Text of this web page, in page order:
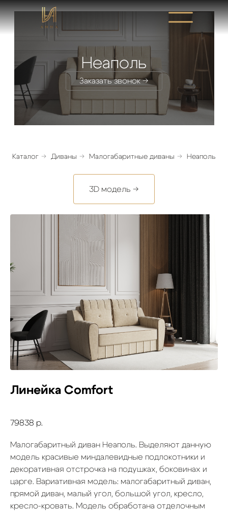
Неаполь
Заказать звонок →
Каталог → Диваны → Малогабаритные диваны → Неаполь
3D модель →
Линейка Comfort
79838 р.
Малогабаритный диван Неаполь. Выделяют данную
модель красивые миндалевидные подлокотники и
декоративная отстрочка на подушках, боковинах и
царге. Вариативная модель: малогабаритный диван,
прямой диван, малый угол, большой угол, кресло,
кресло-кровать. Модель обработана отделочным